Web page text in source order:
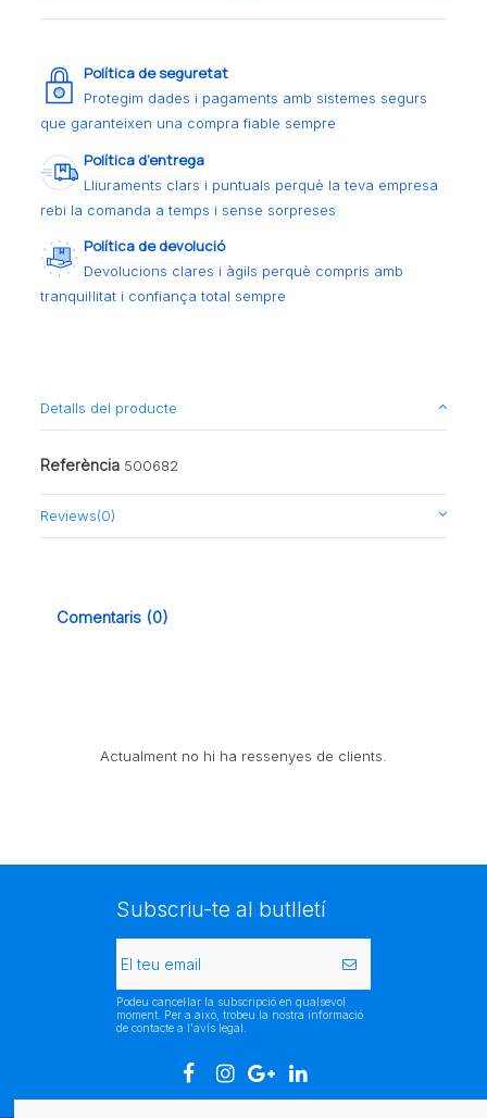
Política de seguretat
Protegim dades i pagaments amb sistemes segurs
que garanteixen una compra fiable sempre
Política d’entrega
Lliuraments clars i puntuals perquè la teva empresa
rebi la comanda a temps i sense sorpreses
Política de devolució
Devolucions clares i àgils perquè compris amb
tranquil·litat i confiança total sempre
Detalls del producte
Referència 500682
Reviews(0)
Comentaris (0)
Actualment no hi ha ressenyes de clients.
Subscriu-te al butlletí
Podeu cancel·lar la subscripció en qualsevol
moment. Per a això, trobeu la nostra informació
de contacte a l'avís legal.